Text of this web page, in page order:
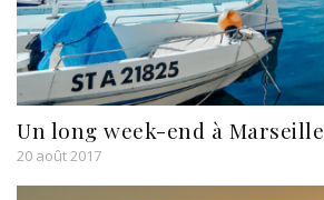
Un long week-end à Marseille
20 août 2017